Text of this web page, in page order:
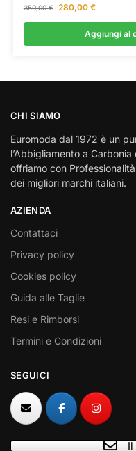
350,00€ 280,00 €
Aggiungi al
CHI SIAMO
Euromoda dal 1972 è un
l’Abbigliamento a
offriamo con
dei migliori marchi italiani.
AZIENDA
Contattaci
Privacy policy
Cookies policy
Guida alle Taglie
Resi e Rimborsi
Termini e Condizioni
SEGUICI